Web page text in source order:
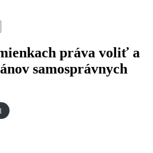
práva voliť a
samosprávnych